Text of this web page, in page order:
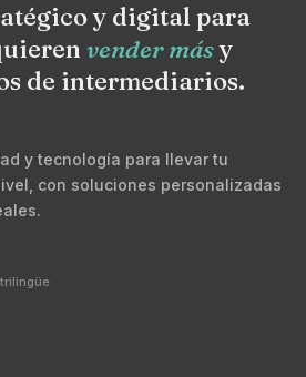
y digital para
vender másy
de intermediarios.
y tecnología para llevar tu
con soluciones personalizadas